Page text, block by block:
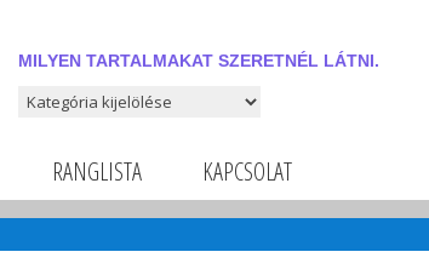
MILYEN TARTALMAKAT SZERETNÉL LÁTNI.
Milyen tartalmakat szeretnél látni.
RANGLISTA KAPCSOLAT